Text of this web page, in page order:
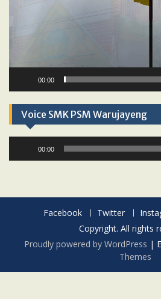
00:00
Voice SMK PSM Warujayeng
00:00
Facebook Twitter
Copyright. All rights
Proudly powered by WordPress |
Themes